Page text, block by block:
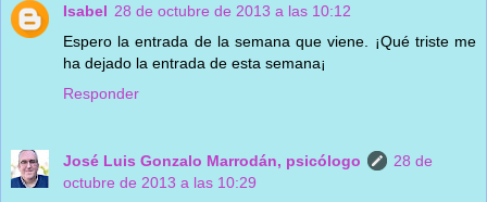
Isabel 28 de octubre de 2013 a las 10:12
Espero la entrada de la semana que viene. ¡Qué triste me
ha dejado la entrada de esta semana¡
Responder
José Luis Gonzalo Marrodán, psicólogo
28 de
octubre de 2013 a las 10:29